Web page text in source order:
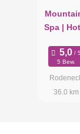
Spa |
5 Bew.
36.0 km